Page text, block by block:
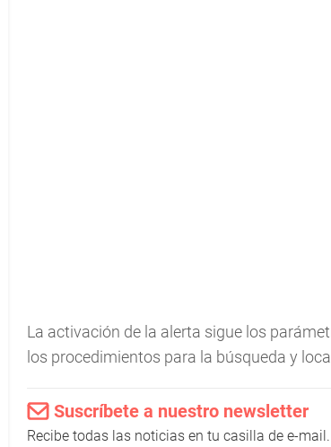
La activación de la alerta sigue los
los procedimientos para la búsqueda y
Suscríbete a nuestro newsletter
Recibe todas las noticias en tu casilla de e-mail.